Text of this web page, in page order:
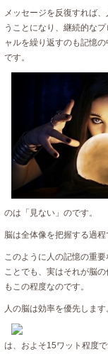
メッセージを反復すれば
うことになり、継続的な
ャルを繰り返すのも記憶
です。
のは「見ない」のです。
脳は全体像を把握する過程
このように人の記憶の重
ことでも、実はそれが脳
もこの程度なのです。
人の脳は効率を優先します
は、およそ15ワット程度